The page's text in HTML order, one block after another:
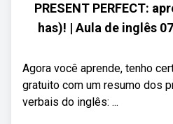
PRESENT PERFECT:
has)! | Aula de inglês
Agora você aprende, tenho
gratuito com um resumo dos
verbais do inglês: ...